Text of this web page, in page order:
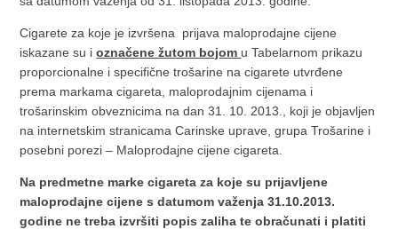
Cigarete za koje je izvršena prijava maloprodajne cijene
iskazane su ioznačene žutom bojom u Tabelarnom prikazu
proporcionalne i specifične trošarine na cigarete utvrđene
prema markama cigareta, maloprodajnim cijenama i
trošarinskim obveznicima na dan 31. 10. 2013., koji je objavljen
na internetskim stranicama Carinske uprave, grupa Trošarine i
posebni porezi – Maloprodajne cijene cigareta.
Na predmetne marke cigareta za koje su prijavljene
maloprodajne cijene s datumom važenja 31.10.2013.
godine ne treba izvršiti popis zaliha te obračunati i platiti